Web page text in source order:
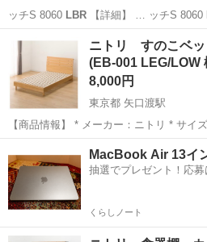
ッチS 8060 LBR 【詳細】 … ッチS 8060
下赤塚駅
ニトリ すのこベッ
(EB-001 LEG/LOW
8,000円
東京都 矢口渡駅
【商品情報】 * メーカー：ニトリ * サイズ：セミダブル * 購入時期：
2020年 * 状態：現在は分解済み（
スドライバー1本で組み立て可能です。 【おすすめポイント】 * ニト
リ製...
大田区 矢口渡駅 ベッド
MacBook Air 13イ
抽選でプレゼント！応募
くらしノート